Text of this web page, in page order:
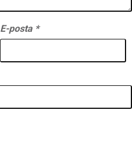
E-posta *